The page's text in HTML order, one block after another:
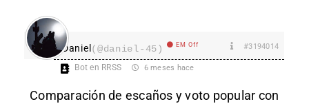
Daniel(@daniel-45) EM Off #3194014
Bot en RRSS 6 meses hace
Comparación de escaños y voto popular con